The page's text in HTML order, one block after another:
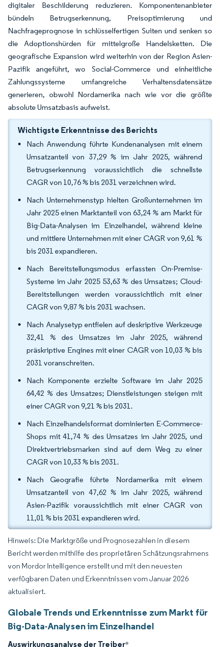
digitaler Beschilderung reduzieren. Komponentenanbieter
bündeln Betrugserkennung, Preisoptimierung und
Nachfrageprognose in schlüsselfertigen Suiten und senken so
die Adoptionshürden für mittelgroße Handelsketten. Die
geografische Expansion wird weiterhin von der Region Asien-
Pazifik angeführt, wo Social-Commerce und einheitliche
Zahlungssysteme umfangreiche Verhaltensdatensätze
generieren, obwohl Nordamerika nach wie vor die größte
absolute Umsatzbasis aufweist.
Wichtigste Erkenntnisse des Berichts
Nach Anwendung führte Kundenanalysen mit einem
Umsatzanteil von 37,29 % im Jahr 2025, während
Betrugserkennung voraussichtlich die schnellste
CAGR von 10,76 % bis 2031 verzeichnen wird.
Nach Unternehmenstyp hielten Großunternehmen im
Jahr 2025 einen Marktanteil von 63,24 % am Markt für
Big-Data-Analysen im Einzelhandel, während kleine
und mittlere Unternehmen mit einer CAGR von 9,61 %
bis 2031 expandieren.
Nach Bereitstellungsmodus erfassten On-Premise-
Systeme im Jahr 2025 53,63 % des Umsatzes; Cloud-
Bereitstellungen werden voraussichtlich mit einer
CAGR von 9,87 % bis 2031 wachsen.
Nach Analysetyp entfielen auf deskriptive Werkzeuge
32,41 % des Umsatzes im Jahr 2025, während
präskriptive Engines mit einer CAGR von 10,03 % bis
2031 voranschreiten.
Nach Komponente erzielte Software im Jahr 2025
64,42 % des Umsatzes; Dienstleistungen steigen mit
einer CAGR von 9,21 % bis 2031.
Nach Einzelhandelsformat dominierten E-Commerce-
Shops mit 41,74 % des Umsatzes im Jahr 2025, und
Direktvertriebsmarken sind auf dem Weg zu einer
CAGR von 10,33 % bis 2031.
Nach Geografie führte Nordamerika mit einem
Umsatzanteil von 47,62 % im Jahr 2025, während
Asien-Pazifik voraussichtlich mit einer CAGR von
11,01 % bis 2031 expandieren wird.
Hinweis: Die Marktgröße und Prognosezahlen in diesem
Bericht werden mithilfe des proprietären Schätzungsrahmens
von Mordor Intelligence erstellt und mit den neuesten
verfügbaren Daten und Erkenntnissen vom Januar 2026
aktualisiert.
Globale Trends und Erkenntnisse zum Markt für
Big-Data-Analysen im Einzelhandel
Auswirkungsanalyse der Treiber*